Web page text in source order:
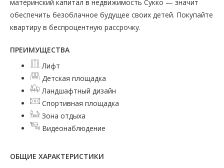
материнский капитал в недвижимость Сукко — значит
обеспечить безоблачное будущее своих детей. Покупайте
квартиру в беспроцентную рассрочку.
ПРЕИМУЩЕСТВА
Лифт
Детская площадка
Ландшафтный дизайн
Спортивная площадка
Зона отдыха
Видеонаблюдение
ОБЩИЕ ХАРАКТЕРИСТИКИ